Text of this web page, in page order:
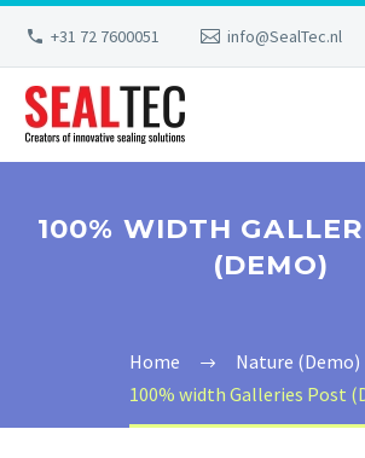
+31 72 7600051 info@SealTec.nl
100% WIDTH
(DEMO)
Home
Nature (Demo)
100% width Galleries Post